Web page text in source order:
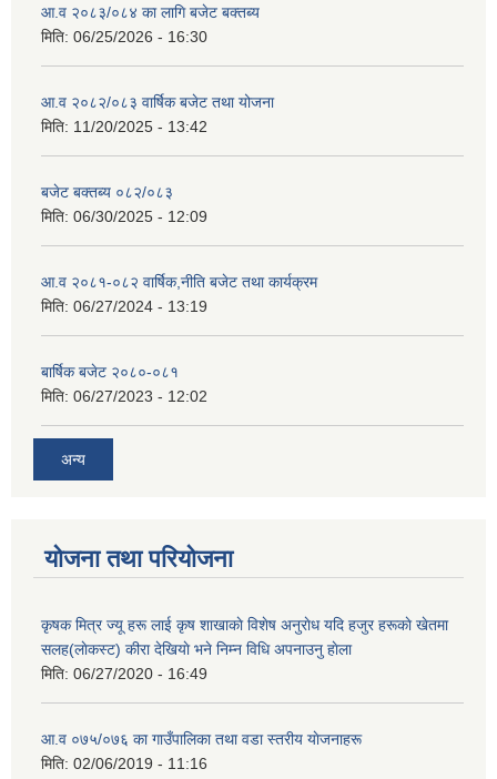
आ.व २०८३/०८४ का लागि बजेट बक्तब्य
मिति: 06/25/2026 - 16:30
आ.व २०८२/०८३ वार्षिक बजेट तथा योजना
मिति: 11/20/2025 - 13:42
बजेट बक्तब्य ०८२/०८३
मिति: 06/30/2025 - 12:09
आ.व २०८१-०८२ वार्षिक,नीति बजेट तथा कार्यक्रम
मिति: 06/27/2024 - 13:19
बार्षिक बजेट २०८०-०८१
मिति: 06/27/2023 - 12:02
अन्य
योजना तथा परियोजना
कृषक मित्र ज्यू हरू लाई कृष शाखाकाे विशेष अनुराेध यदि हजुर हरूकाे खेतमा
सलह(लाेकस्ट) कीरा देखियाे भने निम्न विधि अपनाउनु हाेला
मिति: 06/27/2020 - 16:49
आ‍.व ०७५/०७६ का गाउँपालिका तथा वडा स्तरीय याेजनाहरू
मिति: 02/06/2019 - 11:16